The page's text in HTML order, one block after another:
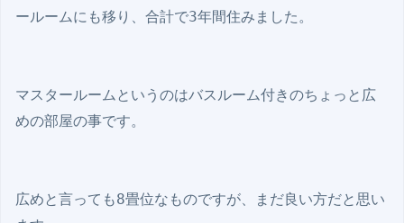
ールームにも移り、合計で3年間住みました。
マスタールームというのはバスルーム付きのちょっと広
めの部屋の事です。
広めと言っても8畳位なものですが、まだ良い方だと思い